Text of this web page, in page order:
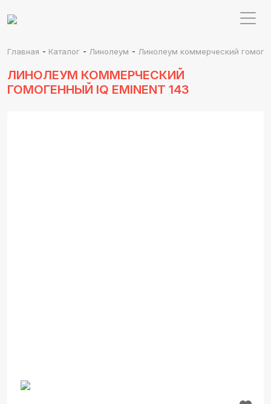
Главная - Каталог - Линолеум - Линолеум коммерческий
ЛИНОЛЕУМ КОММЕРЧЕСКИЙ
ГОМОГЕННЫЙ IQ EMINENT 143